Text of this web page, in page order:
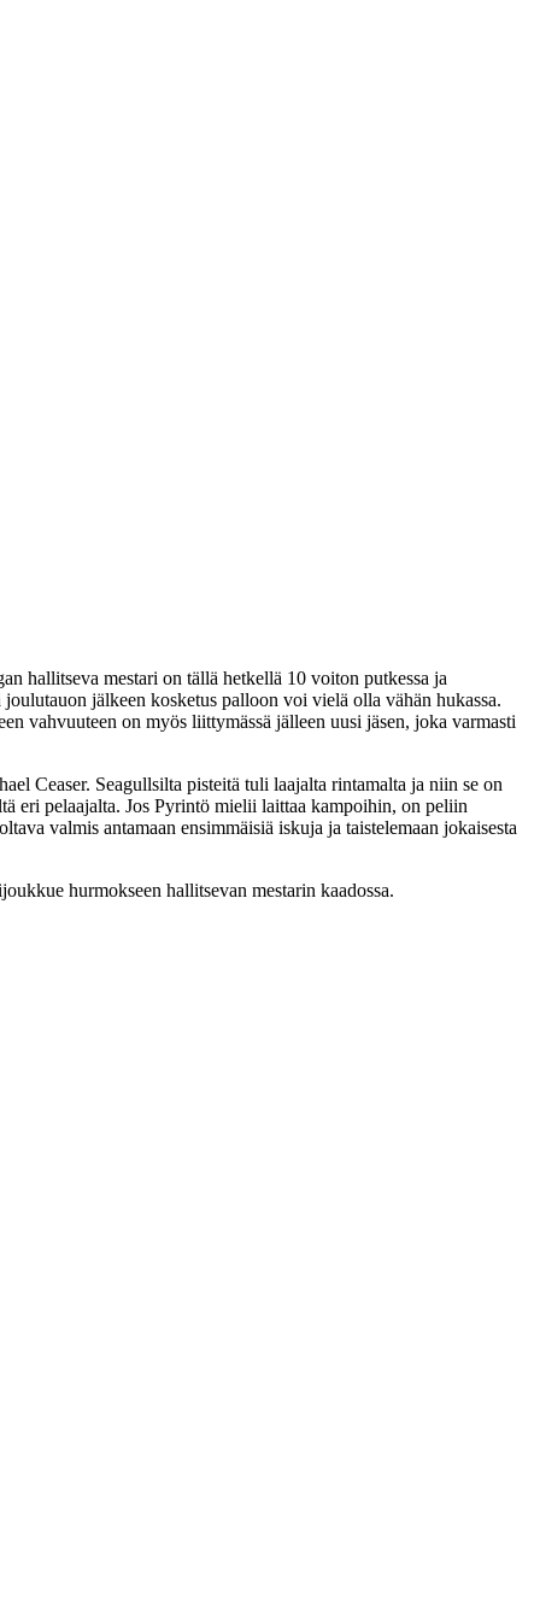
hallitseva mestari on tällä hetkellä 10 voiton putkessa ja
jälkeen kosketus palloon voi vielä olla vähän hukassa.
vahvuuteen on myös liittymässä jälleen uusi jäsen, joka varmasti
Ceaser. Seagullsilta pisteitä tuli laajalta rintamalta ja niin se on
eri pelaajalta. Jos Pyrintö mielii laittaa kampoihin, on peliin
valmis antamaan ensimmäisiä iskuja ja taistelemaan jokaisesta
hurmokseen hallitsevan mestarin kaadossa.